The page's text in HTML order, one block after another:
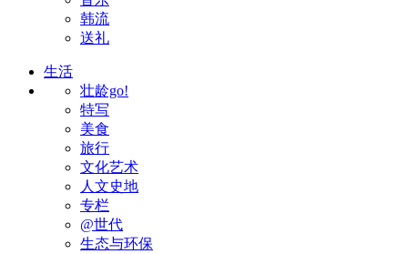
韩流
送礼
生活
壮龄go!
特写
美食
旅行
文化艺术
人文史地
专栏
@世代
生态与环保